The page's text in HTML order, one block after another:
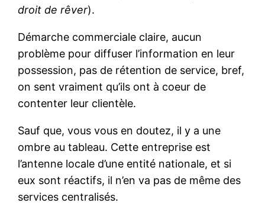
droit de rêver).
Démarche commerciale claire, aucun
problème pour diffuser l’information en leur
possession, pas de rétention de service, bref,
on sent vraiment qu’ils ont à coeur de
contenter leur clientèle.
Sauf que, vous vous en doutez, il y a une
ombre au tableau. Cette entreprise est
l’antenne locale d’une entité nationale, et si
eux sont réactifs, il n’en va pas de même des
services centralisés.